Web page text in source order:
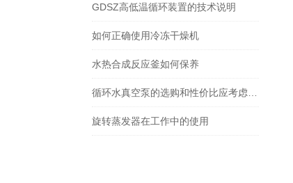
GDSZ高低温循环装置的技术说明
如何正确使用冷冻干燥机
水热合成反应釜如何保养
旋转蒸发器在工作中的使用